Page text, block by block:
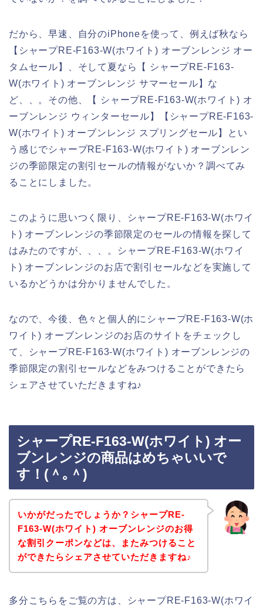
だから、早速、自分のiPhoneを使って、例えば秋なら
【シャープRE-F163-W(ホワイト) オーブンレンジ オー
タムセール】、そして夏なら【 シャープRE-F163-
W(ホワイト) オーブンレンジ サマーセール】な
ど、、。その他、【 シャープRE-F163-W(ホワイト) オ
ーブンレンジ ウィンターセール】【シャープRE-F163-
W(ホワイト) オーブンレンジ スプリングセール】とい
う感じでシャープRE-F163-W(ホワイト) オーブンレン
ジの季節限定の割引セールの情報がないか？調べてみ
ることにしました。
このように思いつく限り、シャープRE-F163-W(ホワイ
ト) オーブンレンジの季節限定のセールの情報を探して
はみたのですが、、、。シャープRE-F163-W(ホワイ
ト) オーブンレンジのお店で割引セールなどを実施して
いるかどうかは分かりませんでした。
なので、今後、色々と個人的にシャープRE-F163-W(ホ
ワイト) オーブンレンジのお店のサイトをチェックし
て、シャープRE-F163-W(ホワイト) オーブンレンジの
季節限定の割引セールなどをみつけることができたら
シェアさせていただきますね♪
シャープRE-F163-W(ホワイト) オー
ブンレンジの商品はめちゃいいで
す！(＾｡＾)
いかがだったでしょうか？シャープRE-
F163-W(ホワイト) オーブンレンジのお得
な割引クーポンなどは、またみつけること
ができたらシェアさせていただきますね♪
多分こちらをご覧の方は、シャープRE-F163-W(ホワイ